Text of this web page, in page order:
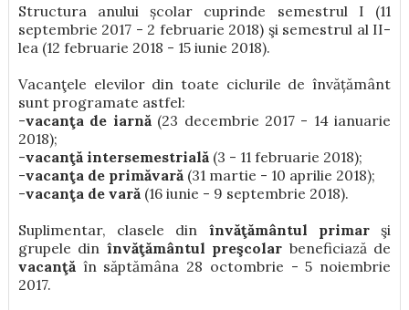
Structura anului școlar cuprinde semestrul I (11
septembrie 2017 - 2 februarie 2018) şi semestrul al II-
lea (12 februarie 2018 - 15 iunie 2018).
Vacanţele elevilor din toate ciclurile de învățământ
sunt programate astfel:
-vacanţa de iarnă(23 decembrie 2017 - 14 ianuarie
2018);
-vacanţă intersemestrială(3 - 11 februarie 2018);
-vacanţa de primăvară(31 martie - 10 aprilie 2018);
-vacanţa de vară(16 iunie - 9 septembrie 2018).
Suplimentar, clasele din învăţământul primarşi
grupele din învăţământul preşcolar beneficiază de
vacanţăîn săptămâna 28 octombrie - 5 noiembrie
2017.